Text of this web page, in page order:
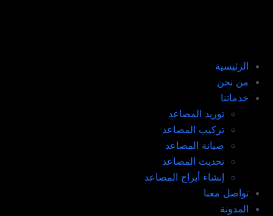
الرئيسية
من نحن
خدماتنا
توريد المصاعد​
تركيب المصاعد ​
صيانة المصاعد​
تحديث المصاعد​
إنشاء أبراج المصاعد​
تواصل معنا
المدونة